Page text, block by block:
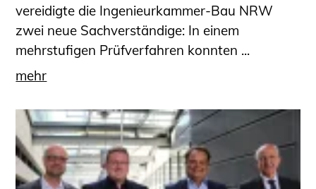
Kontakt und Anfahrt
Impressum
vereidigte die Ingenieurkammer-Bau NRW
zwei neue Sachverständige: In einem
mehrstufigen Prüfverfahren konnten ...
mehr